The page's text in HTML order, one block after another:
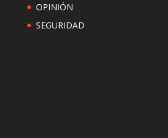
OPINIÓN
SEGURIDAD